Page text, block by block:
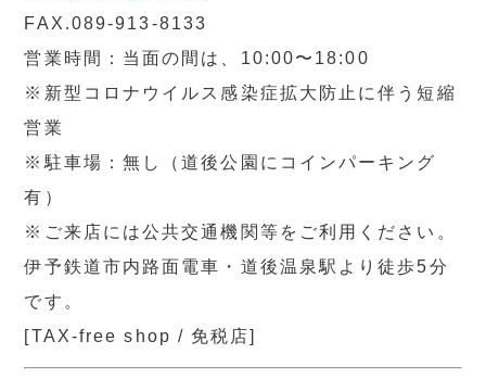
FAX.089-913-8133
営業時間：当面の間は、10:00〜18:00
※新型コロナウイルス感染症拡大防止に伴う短縮
営業
※駐車場：無し（道後公園にコインパーキング
有）
※ご来店には公共交通機関等をご利用ください。
伊予鉄道市内路面電車・道後温泉駅より徒歩5分
です。
[TAX-free shop / 免税店]